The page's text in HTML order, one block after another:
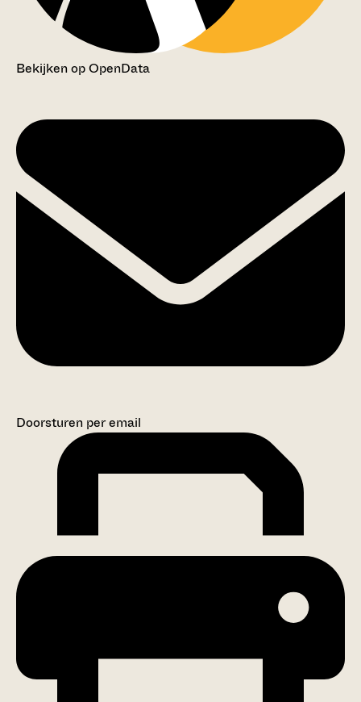
Bekijken op OpenData
Doorsturen per email